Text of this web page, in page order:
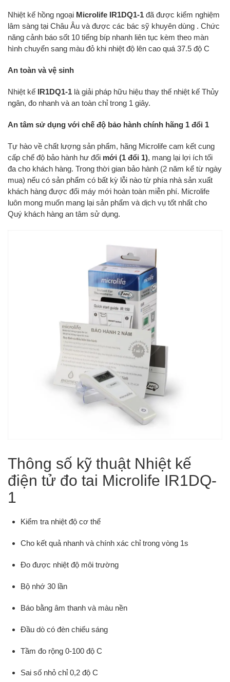
Nhiệt kế hồng ngoại Microlife IR1DQ1-1 đã được kiểm nghiệm
lâm sàng tại Châu Âu và được các bác sỹ khuyên dùng . Chức
năng cảnh báo sốt 10 tiếng bíp nhanh liên tục kèm theo màn
hình chuyển sang màu đỏ khi nhiệt độ lên cao quá 37.5 độ C
An toàn và vệ sinh
Nhiệt kế IR1DQ1-1 là giải pháp hữu hiệu thay thế nhiệt kế Thủy
ngân, đo nhanh và an toàn chỉ trong 1 giây.
An tâm sử dụng với chế độ bảo hành chính hãng 1 đổi 1
Tự hào về chất lượng sản phẩm, hãng Microlife cam kết cung
cấp chế độ bảo hành hư đổi mới (1 đổi 1), mang lại lợi ích tối
đa cho khách hàng. Trong thời gian bảo hành (2 năm kể từ ngày
mua) nếu có sản phẩm có bất kỳ lỗi nào từ phía nhà sản xuất
khách hàng được đổi máy mới hoàn toàn miễn phí. Microlife
luôn mong muốn mang lại sản phẩm và dịch vụ tốt nhất cho
Quý khách hàng an tâm sử dụng.
Thông số kỹ thuật Nhiệt kế
điện tử đo tai Microlife IR1DQ-
1
Kiểm tra nhiệt độ cơ thể
Cho kết quả nhanh và chính xác chỉ trong vòng 1s
Đo được nhiệt độ môi trường
Bộ nhớ 30 lần
Báo bằng âm thanh và màu nền
Đầu dò có đèn chiếu sáng
Tầm đo rộng 0-100 độ C
Sai số nhỏ chỉ 0,2 độ C